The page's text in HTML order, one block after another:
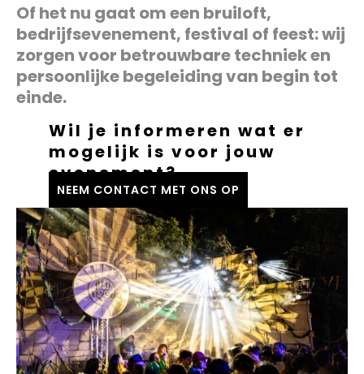
Of het nu gaat om een bruiloft,
bedrijfsevenement, festival of feest: wij
zorgen voor betrouwbare techniek en
persoonlijke begeleiding van begin tot
einde.
Wil je informeren wat er
mogelijk is voor jouw
evenement?
NEEM CONTACT MET ONS OP